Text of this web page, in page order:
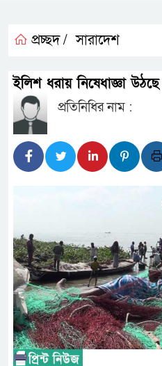
প্রচ্ছদ / সারাদেশ
ইলিশ ধরায় নিষেধাজ্ঞা
প্রতিনিধির নাম :